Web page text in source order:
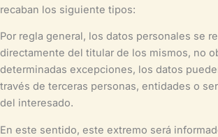
recaban los siguiente tipos:
Por regla general, los datos personales se
directamente del titular de los mismos, no
determinadas excepciones, los datos
través de terceras personas, entidades o
del interesado.
En este sentido, este extremo será